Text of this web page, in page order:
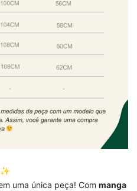
✨
uma única peça! Com manga